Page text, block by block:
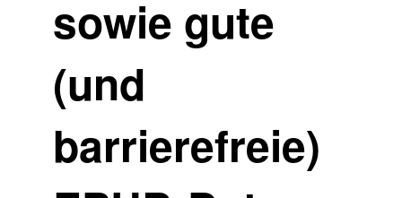
sowie gute
(und
barrierefreie)